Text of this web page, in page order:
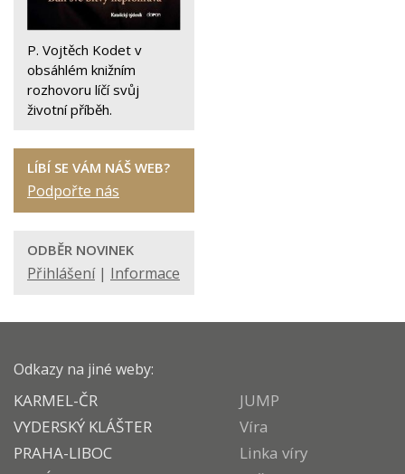
P. Vojtěch Kodet v
obsáhlém knižním
rozhovoru líčí svůj
životní příběh.
LÍBÍ SE VÁM NÁŠ WEB?
Podpořte nás
ODBĚR NOVINEK
Přihlášení| Informace
Odkazy na jiné weby:
KARMEL-ČR
VYDERSKÝ KLÁŠTER
PRAHA-LIBOC
JUMP
Víra
Linka víry